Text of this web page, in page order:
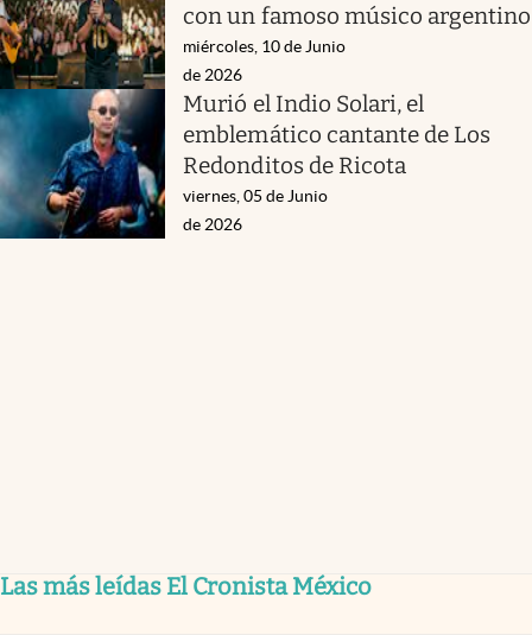
con un famoso músico argentino
miércoles, 10 de Junio
de 2026
Murió el Indio Solari, el
emblemático cantante de Los
Redonditos de Ricota
viernes, 05 de Junio
de 2026
Las más leídas El Cronista México